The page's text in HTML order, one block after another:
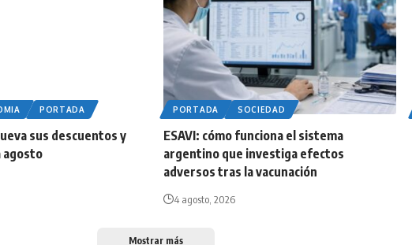
PORTADA
sus descuentos y
agosto
PORTADA SOCIEDAD
ESAVI: cómo funciona el sistema
argentino que investiga efectos
adversos tras la vacunación
4 agosto, 2026
Mostrar más